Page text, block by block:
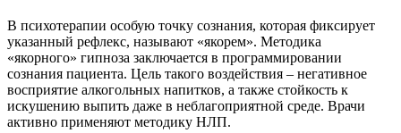
В психотерапии особую точку сознания, которая фиксирует
указанный рефлекс, называют «якорем». Методика
«якорного» гипноза заключается в программировании
сознания пациента. Цель такого воздействия – негативное
восприятие алкогольных напитков, а также стойкость к
искушению выпить даже в неблагоприятной среде. Врачи
активно применяют методику НЛП.